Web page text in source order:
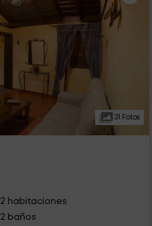
31 Fotos
2 habitaciones
2 baños